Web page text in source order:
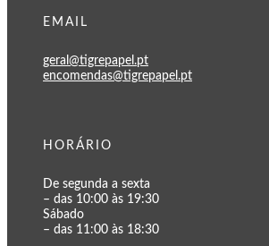
EMAIL
geral@tigrepapel.pt
encomendas@tigrepapel.pt
HORÁRIO
De segunda a sexta
– das 10:00 às 19:30
Sábado
– das 11:00 às 18:30